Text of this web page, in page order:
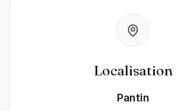
Localisation
Pantin